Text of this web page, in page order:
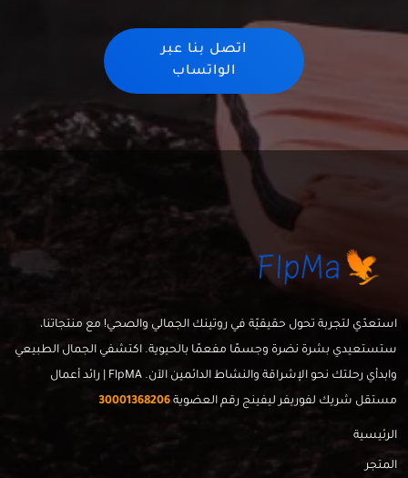
اتصل بنا عبر
الواتساب
استعدّي لتجربة تحول حقيقيّة في روتينك الجمالي والصحي! مع منتجاتنا،
ستستعيدي بشرة نضرة وجسمًا مفعمًا بالحيوية. اكتشفي الجمال الطبيعي
وابدأي رحلتك نحو الإشراقة والنشاط الدائمين الآن. FlpMA | رائد أعمال
مستقل شريك لفوريفر ليفينج رقم العضوية 30001368206
الرئيسية
المتجر